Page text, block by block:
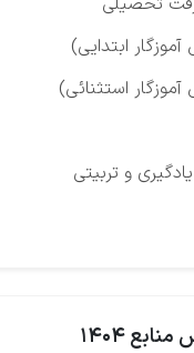
ابتدایی)
استثنائی)
و تربیتی
1404